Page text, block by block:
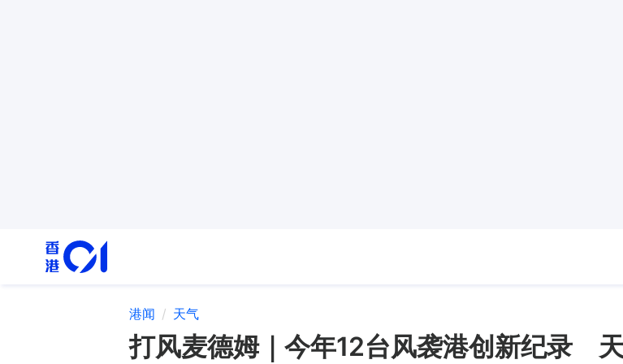
港闻 天气
打风麦德姆｜今年12台风袭港创新纪录